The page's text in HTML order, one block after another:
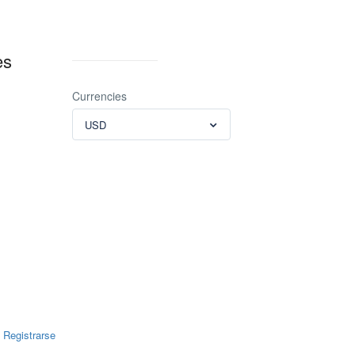
Currencies
USD
Registrarse